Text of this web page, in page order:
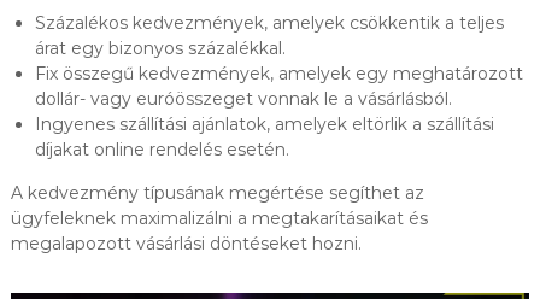
Százalékos kedvezmények, amelyek csökkentik a teljes
árat egy bizonyos százalékkal.
Fix összegű kedvezmények, amelyek egy meghatározott
dollár- vagy euróösszeget vonnak le a vásárlásból.
Ingyenes szállítási ajánlatok, amelyek eltörlik a szállítási
díjakat online rendelés esetén.
A kedvezmény típusának megértése segíthet az
ügyfeleknek maximalizálni a megtakarításaikat és
megalapozott vásárlási döntéseket hozni.